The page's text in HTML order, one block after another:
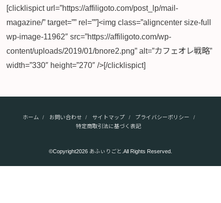
[clicklispict url=”https://affiligoto.com/post_lp/mail-
magazine/” target=”” rel=””]<img class=”aligncenter size-full
wp-image-11962″ src=”https://affiligoto.com/wp-
content/uploads/2019/01/bnore2.png” alt=”カフェオレ戦略”
width=”330″ height=”270″ />[/clicklispict]
ホーム お問い合わせ サイトマップ
プライバシーポリシー
特定商取引法に基づく表記
©Copyright2026 あふぃりごと .All Rights Reserved.